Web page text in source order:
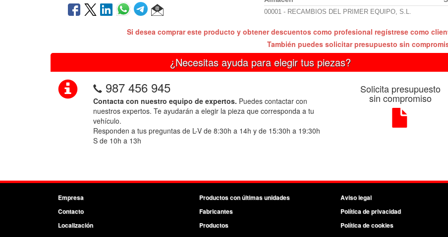
00001 - RECAMBIOS DEL PRIMER EQUIPO, S.L.
Si desea comprar este producto y obtener descuentos como profesional regístrese como
También puedes solicitar presupuesto sin
¿Necesitas ayuda para elegir tus piezas?
987 456 945
Contacta con nuestro equipo de expertos. Puedes contactar con
nuestros expertos. Te ayudarán a elegir la pieza que corresponda a tu
vehículo.
Responden a tus preguntas de L-V de 8:30h a 14h y de 15:30h a 19:30h
S de 10h a 13h
Solicita presupuesto
sin compromiso
Empresa
Contacto
Localización
Productos con últimas unidades
Fabricantes
Productos
Aviso legal
Política de privacidad
Política de cookies